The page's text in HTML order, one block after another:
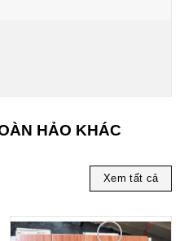
HẢO KHÁC
Xem tất cả